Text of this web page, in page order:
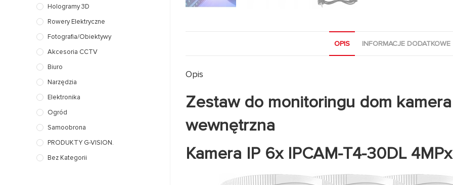
OPIS INFORMACJE DODATKOWE
Opis
Zestaw do monitoringu dom
wewnętrzna
Kamera IP 6x IPCAM-T4-30DL
Hologramy 3D
Rowery Elektryczne
Fotografia/Obiektywy
Akcesoria CCTV
Biuro
Narzędzia
Elektronika
Ogród
Samoobrona
PRODUKTY G-VISION.
Bez Kategorii